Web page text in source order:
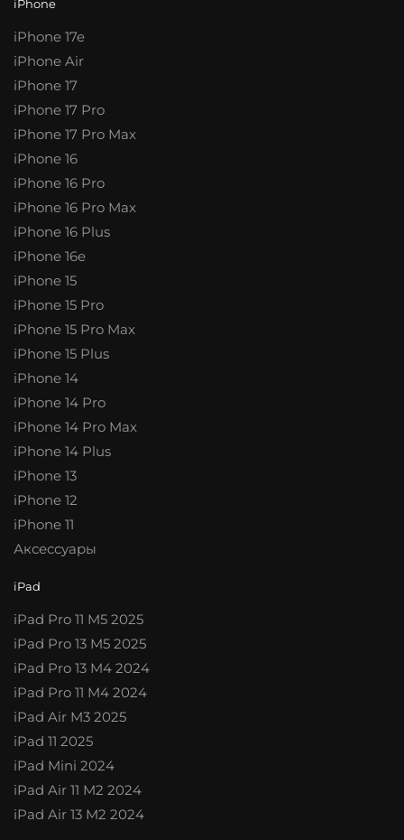
iPhone
iPhone 17e
iPhone Air
iPhone 17
iPhone 17 Pro
iPhone 17 Pro Max
iPhone 16
iPhone 16 Pro
iPhone 16 Pro Max
iPhone 16 Plus
iPhone 16e
iPhone 15
iPhone 15 Pro
iPhone 15 Pro Max
iPhone 15 Plus
iPhone 14
iPhone 14 Pro
iPhone 14 Pro Max
iPhone 14 Plus
iPhone 13
iPhone 12
iPhone 11
Аксессуары
iPad
iPad Pro 11 M5 2025
iPad Pro 13 M5 2025
iPad Pro 13 M4 2024
iPad Pro 11 M4 2024
iPad Air M3 2025
iPad 11 2025
iPad Mini 2024
iPad Air 11 M2 2024
iPad Air 13 M2 2024